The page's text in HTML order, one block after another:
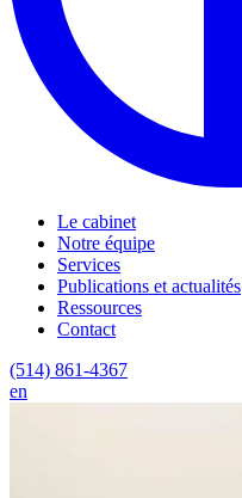
Le cabinet
Notre équipe
Services
Publications et actualités
Ressources
Contact
(514) 861-4367
en